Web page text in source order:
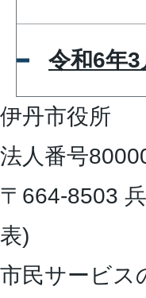
令和6年
伊丹市役所
法人番号
〒664-8503
表)
市民サービス